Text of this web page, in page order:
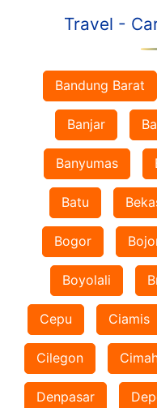
Travel -
Bandung Barat
Banjar
Banyumas
Batu
Bogor
Boyolali
Cepu Ciamis
Cilegon
Denpasar